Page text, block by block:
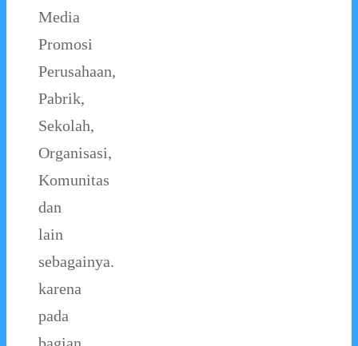
Media
Promosi
Perusahaan,
Pabrik,
Sekolah,
Organisasi,
Komunitas
dan
lain
sebagainya.
karena
pada